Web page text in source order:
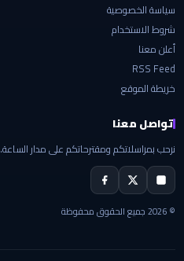
سياسة الخصوصية
شروط الاستخدام
أعلن معنا
RSS Feed
خريطة الموقع
تواصل معنا
نرحب بمراسلاتكم ومقترحاتكم على مدار الساعة.
© 2026 جميع الحقوق محفوظة